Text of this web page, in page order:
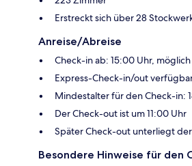
Erstreckt sich über 28
Anreise/Abreise
Check-in ab: 15:00 Uhr,
Express-Check-in/out
Mindestalter für den Check-in:
Der Check-out ist um 11:00 Uhr
Später Check-out unterliegt
Besondere Hinweise für den